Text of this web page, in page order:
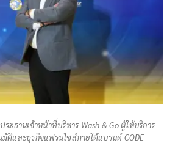
ธานเจ้าหน้าที่บริหาร Wash & Go ผู้ให้บริการ
ติและธุรกิจแฟรนไชส์ภายใต้แบรนด์ CODE